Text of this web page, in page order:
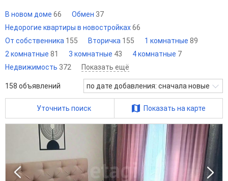
В новом доме 66 Обмен 37
Недорогие квартиры в новостройках66
От собственника 155 Вторичка 155 1 комнатные 89
2 комнатные 81 3 комнатные 43 4 комнатные 7
Недвижимость 372 Показать ещё
158 объявлений по дате добавления: сначала новые
Уточнить поиск Показать на карте